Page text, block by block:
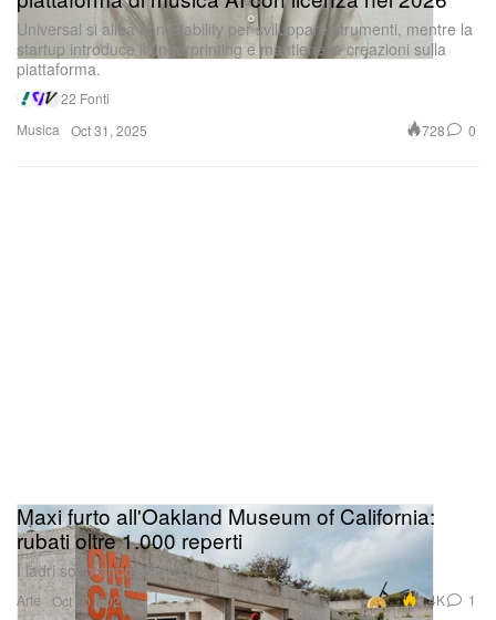
Musica
Universal si allea con Stability per sviluppare strumenti, mentre la
startup introduce il fingerprinting e mantiene le creazioni sulla
piattaforma.
22 Fonti
Oct 31, 2025
728 0
Arte
Maxi furto all'Oakland Museum of California:
rubati oltre 1.000 reperti
I ladri sono ancora in fuga.
Oct 30, 2025 2.4K 1